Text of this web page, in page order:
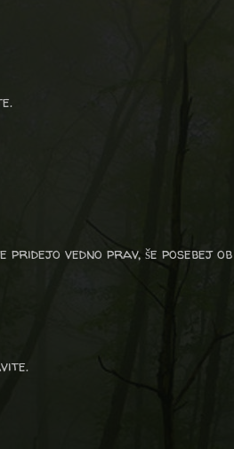
vedno prav, še posebej